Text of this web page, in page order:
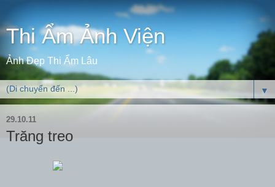
Thi Ẩm Ảnh Viện
Ảnh Đẹp Thi Ẩm Lâu
▼
29.10.11
Trăng treo